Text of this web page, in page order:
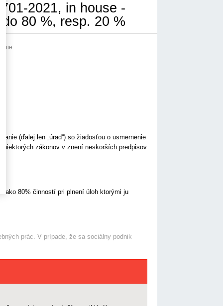
2021, in house -
80 %, resp. 20 %
(ďalej len „úrad“) so žiadosťou o usmernenie
zákonov v znení neskorších predpisov
ako 80% činností pri plnení úloh ktorými ju
prác. V prípade, že sa sociálny podnik